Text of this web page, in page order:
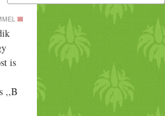
A
is
,,B